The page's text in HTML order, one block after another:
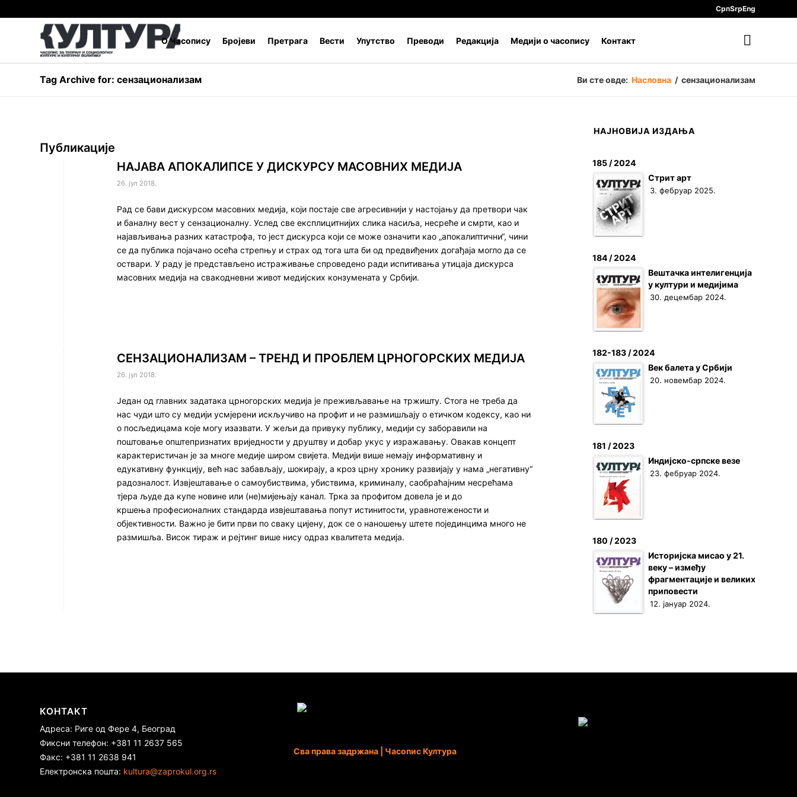
СрпSrpEng
О Часопису Бројеви Претрага Вести Упутство Преводи Редакција Медији о часопису Контакт
Tag Archive for: сензационализам Ви сте овде: Насловна / сензационализам
Публикације
НАЈАВА АПОКАЛИПСЕ У ДИСКУРСУ МАСОВНИХ МЕДИЈА
26. јул 2018.
Рад се бави дискурсом масовних медија, који постаје све агресивнији у настојању да претвори чак
и баналну вест у сензационалну. Услед све експлицитнијих слика насиља, несреће и смрти, као и
најављивања разних катастрофа, то јест дискурса који се може означити као „апокалиптични“, чини
се да публика појачано осећа стрепњу и страх од тога шта би од предвиђених догађаја могло да се
оствари. У раду је представљено истраживање спроведено ради испитивања утицаја дискурса
масовних медија на свакодневни живот медијских конзумената у Србији.
СЕНЗАЦИОНАЛИЗАМ – ТРЕНД И ПРОБЛЕМ ЦРНОГОРСКИХ МЕДИЈА
26. јул 2018.
Један од главних задатака црногорских медија је преживљавање на тржишту. Стога не треба да
нас чуди што су медији усмјерени искључиво на профит и не размишљају о етичком кодексу, као ни
о посљедицама које могу изазвати. У жељи да привуку публику, медији су заборавили на
поштовање општепризнатих вриједности у друштву и добар укус у изражавању. Овакав концепт
карактеристичан је за многе медије широм свијета. Медији више немају информативну и
едукативну функцију, већ нас забављају, шокирају, а кроз црну хронику развијају у нама „негативну“
радозналост. Извјештавање о самоубиствима, убиствима, криминалу, саобраћајним несрећама
тјера људе да купе новине или (не)мијењају канал. Трка за профитом довела је и до
кршења професионалних стандарда извјештавања попут истинитости, уравнотежености и
објективности. Важно је бити први по сваку цијену, док се о наношењу штете појединцима много не
размишља. Висок тираж и рејтинг више нису одраз квалитета медија.
НАЈНОВИЈА ИЗДАЊА
185 / 2024
Стрит арт
3. фебруар 2025.
184 / 2024
Вештачка интелигенција
у култури и медијима
30. децембар 2024.
182-183 / 2024
Век балета у Србији
20. новембар 2024.
181 / 2023
Индијско-српске везе
23. фебруар 2024.
180 / 2023
Историјска мисао у 21.
веку – између
фрагментације и великих
приповести
12. јануар 2024.
КОНТАКТ
Адреса: Риге од Фере 4, Београд
Фиксни телефон: +381 11 2637 565
Факс: +381 11 2638 941
Електронска пошта: kultura@zaprokul.org.rs
Сва права задржана | Часопис Култура